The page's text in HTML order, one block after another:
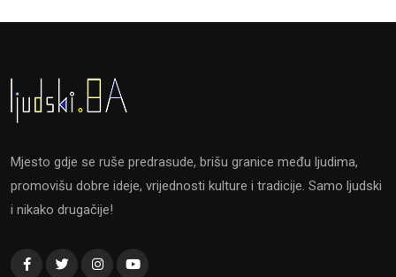
Mjesto gdje se ruše predrasude, brišu granice među ljudima,
promovišu dobre ideje, vrijednosti kulture i tradicije. Samo ljudski
i nikako drugačije!